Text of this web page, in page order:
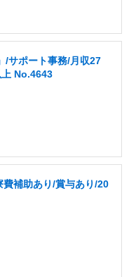
/サポート事務/月収27
No.4643
補助あり/賞与あり/20